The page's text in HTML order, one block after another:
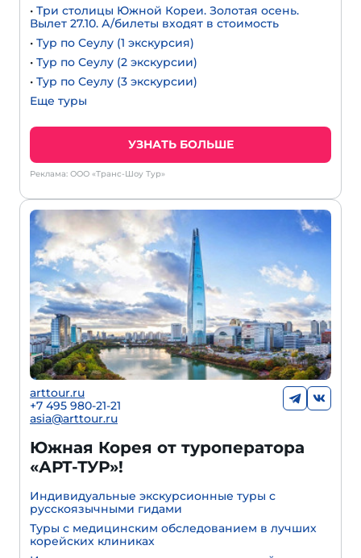
• Три столицы Южной Кореи. Золотая осень.
Вылет 27.10. А/билеты входят в стоимость
• Тур по Сеулу (1 экскурсия)
• Тур по Сеулу (2 экскурсии)
• Тур по Сеулу (3 экскурсии)
Еще туры
УЗНАТЬ БОЛЬШЕ
Реклама: ООО «Транс-Шоу Тур»
arttour.ru
+7 495 980-21-21
asia@arttour.ru
Южная Корея от туроператора
«АРТ-ТУР»!
Индивидуальные экскурсионные туры с
русскоязычными гидами
Туры с медицинским обследованием в лучших
корейских клиниках